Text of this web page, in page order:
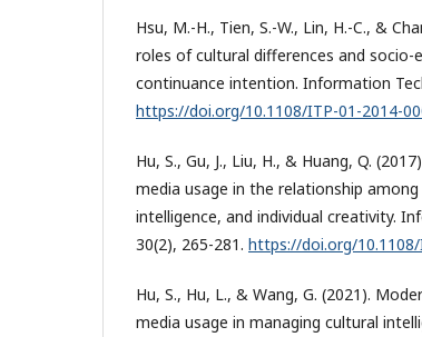
Hsu, M.-H., Tien, S.-W., Lin, H.-C., &
roles of cultural differences and
continuance intention. Information
https://doi.org/10.1108/ITP-01-2014-
Hu, S., Gu, J., Liu, H., & Huang, Q.
media usage in the relationship
intelligence, and individual creativity.
30(2), 265-281. https://doi.org/
Hu, S., Hu, L., & Wang, G. (2021).
media usage in managing cultural